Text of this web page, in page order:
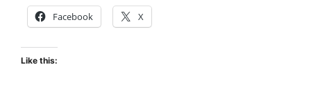
Facebook X
Like this: